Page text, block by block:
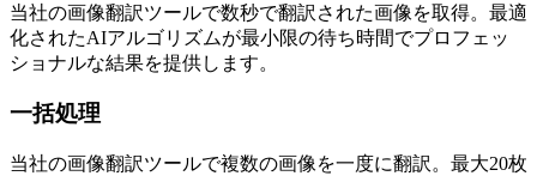
当社の画像翻訳ツールで数秒で翻訳された画像を取得。最適
化されたAIアルゴリズムが最小限の待ち時間でプロフェッ
ショナルな結果を提供します。
一括処理
当社の画像翻訳ツールで複数の画像を一度に翻訳。最大20枚